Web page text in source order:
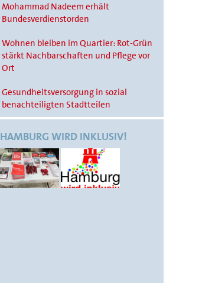
Mohammad Nadeem erhält
Bundesverdienstorden
Wohnen bleiben im Quartier: Rot-Grün
stärkt Nachbarschaften und Pflege vor
Ort
Gesundheitsversorgung in sozial
benachteiligten Stadtteilen
HAMBURG WIRD INKLUSIV!